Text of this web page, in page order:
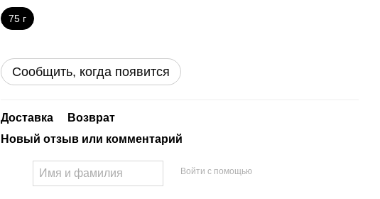
75 г
Сообщить, когда появится
Доставка
Возврат
Новый отзыв или комментарий
Войти с помощью